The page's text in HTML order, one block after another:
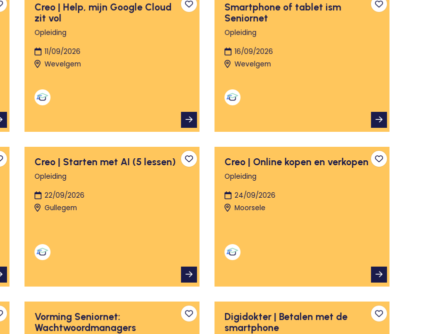
aan favorieten Toevoegen aan favorieten
Creo | Help, mijn Google Cloud
zit vol
Opleiding
11/09/2026
Wevelgem
Toevoegen aan
Smartphone of tablet ism
Seniornet
Opleiding
16/09/2026
Wevelgem
aan favorieten Toevoegen aan favorieten
Creo | Starten met AI (5 lessen)
Opleiding
22/09/2026
Gullegem
Toevoegen aan
Creo | Online kopen en verkopen
Opleiding
24/09/2026
Moorsele
aan favorieten Toevoegen aan favorieten
Vorming Seniornet:
Wachtwoordmanagers
Toevoegen aan
Digidokter | Betalen met de
smartphone